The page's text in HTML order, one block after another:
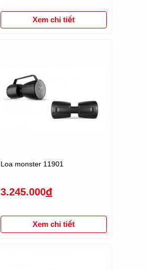
Xem chi tiết
Loa monster 11901
3.245.000đ
Xem chi tiết